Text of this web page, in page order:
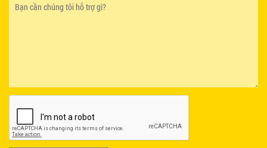
GHẾ XẾP GẤP GIÁ RẺ - MÃ SỐ: X001
BÀN CAFE BCF01 GIÁ RẺ - MÃ SỐ: BCF01
650.000 VNĐ